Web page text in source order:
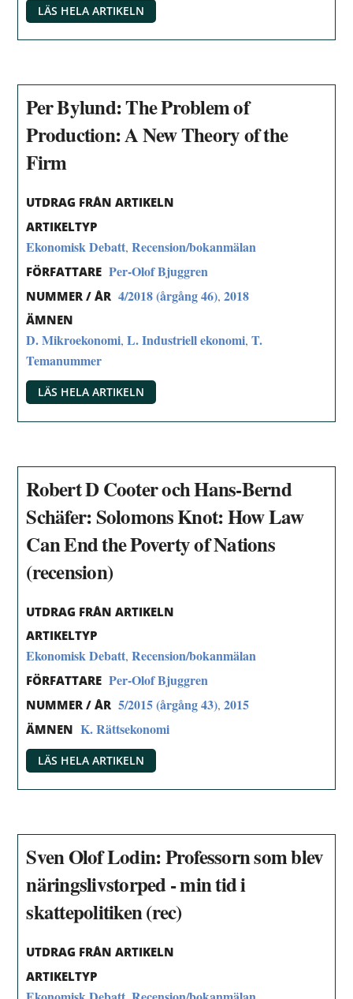
LÄS HELA ARTIKELN
Per Bylund: The Problem of
Production: A New Theory of the
Firm
UTDRAG FRÅN ARTIKELN
ARTIKELTYP
Ekonomisk Debatt,Recension/bokanmälan
FÖRFATTARE Per-Olof Bjuggren
NUMMER / ÅR 4/2018 (årgång 46),2018
ÄMNEN
D. Mikroekonomi,L. Industriell ekonomi,T.
Temanummer
LÄS HELA ARTIKELN
Robert D Cooter och Hans-Bernd
Schäfer: Solomons Knot: How Law
Can End the Poverty of Nations
(recension)
UTDRAG FRÅN ARTIKELN
ARTIKELTYP
Ekonomisk Debatt,Recension/bokanmälan
FÖRFATTARE Per-Olof Bjuggren
NUMMER / ÅR 5/2015 (årgång 43),2015
ÄMNEN K. Rättsekonomi
LÄS HELA ARTIKELN
Sven Olof Lodin: Professorn som blev
näringslivstorped - min tid i
skattepolitiken (rec)
UTDRAG FRÅN ARTIKELN
ARTIKELTYP